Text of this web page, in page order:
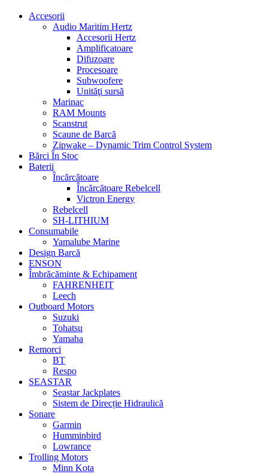
Accesorii
Audio Maritim Hertz
Accesorii Hertz
Amplificatoare
Difuzoare
Procesoare
Subwoofere
Unităţi sursă
Marinac
RAM Mounts
Scanstrut
Scaune de Barcă
Zipwake – Dynamic Trim Control System
Bărci În Stoc
Baterii
Încărcătoare
Încărcătoare Rebelcell
Victron Energy
Rebelcell
SH-LITHIUM
Consumabile
Yamalube Marine
Design Barcă
ENSON
Îmbrăcăminte & Echipament
FAHRENHEIT
Leech
Outboard Motors
Suzuki
Tohatsu
Yamaha
Remorci
BT
Respo
SEASTAR
Seastar Jackplates
Sistem de Direcție Hidraulică
Sonare
Garmin
Humminbird
Lowrance
Trolling Motors
Minn Kota